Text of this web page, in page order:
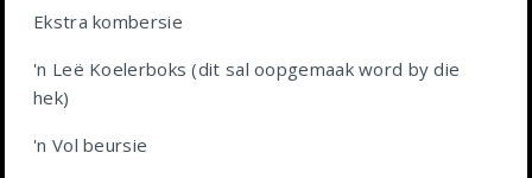
Ekstra kombersie
'n Leë Koelerboks (dit sal oopgemaak word by die
hek)
'n Vol beursie